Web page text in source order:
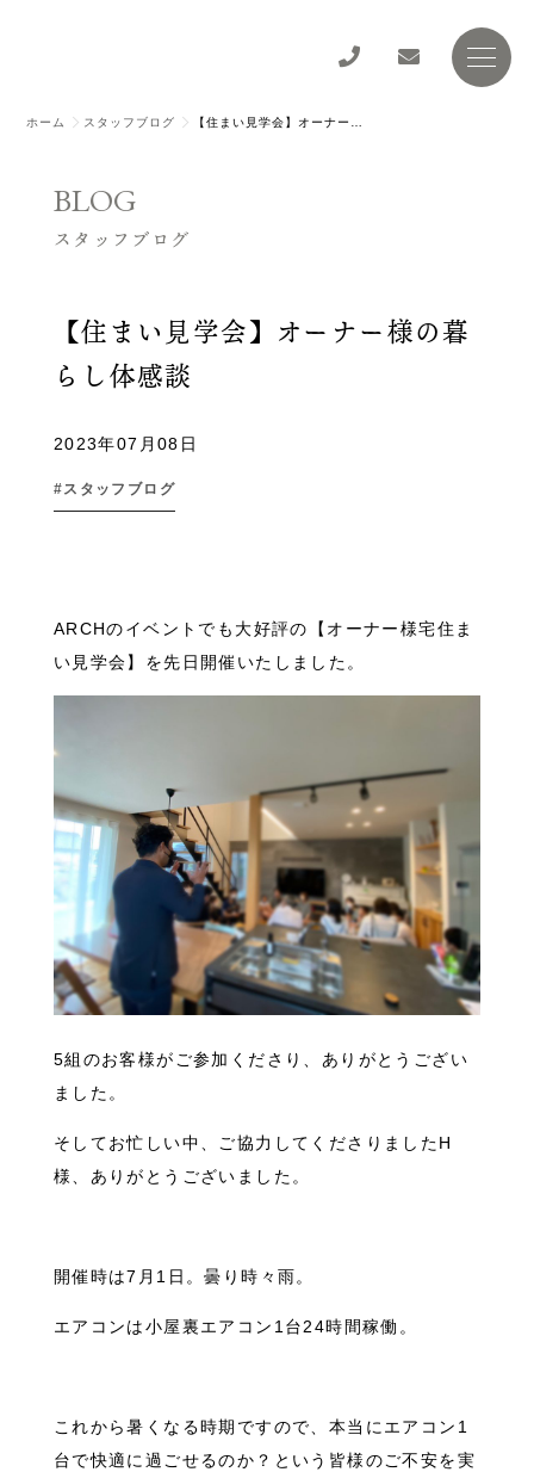
ホーム スタッフブログ
BLOG
スタッフブログ
【住まい見学会】オーナー様の暮
らし体感談
2023年07月08日
スタッフブログ
ARCHのイベントでも大好評の【オーナー様宅住ま
い見学会】を先日開催いたしました。
5組のお客様がご参加くださり、ありがとうござい
ました。
そしてお忙しい中、ご協力してくださりましたH
様、ありがとうございました。
開催時は7月1日。曇り時々雨。
エアコンは小屋裏エアコン1台24時間稼働。
これから暑くなる時期ですので、本当にエアコン1
台で快適に過ごせるのか？という皆様のご不安を実